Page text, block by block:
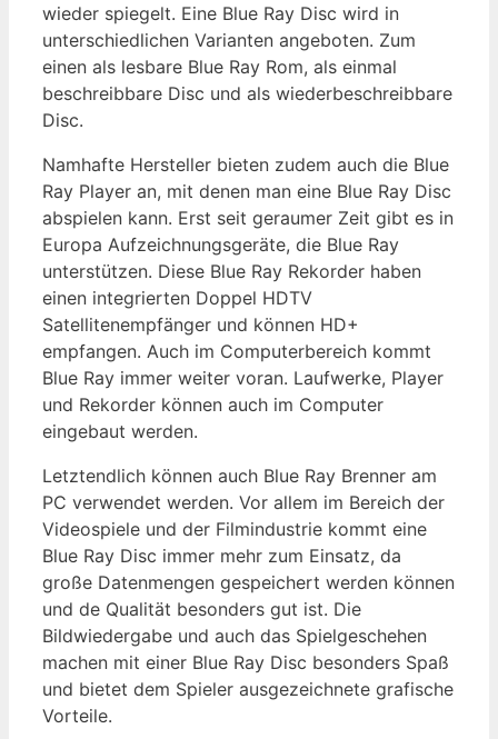
wieder spiegelt. Eine Blue Ray Disc wird in
unterschiedlichen Varianten angeboten. Zum
einen als lesbare Blue Ray Rom, als einmal
beschreibbare Disc und als wiederbeschreibbare
Disc.
Namhafte Hersteller bieten zudem auch die Blue
Ray Player an, mit denen man eine Blue Ray Disc
abspielen kann. Erst seit geraumer Zeit gibt es in
Europa Aufzeichnungsgeräte, die Blue Ray
unterstützen. Diese Blue Ray Rekorder haben
einen integrierten Doppel HDTV
Satellitenempfänger und können HD+
empfangen. Auch im Computerbereich kommt
Blue Ray immer weiter voran. Laufwerke, Player
und Rekorder können auch im Computer
eingebaut werden.
Letztendlich können auch Blue Ray Brenner am
PC verwendet werden. Vor allem im Bereich der
Videospiele und der Filmindustrie kommt eine
Blue Ray Disc immer mehr zum Einsatz, da
große Datenmengen gespeichert werden können
und de Qualität besonders gut ist. Die
Bildwiedergabe und auch das Spielgeschehen
machen mit einer Blue Ray Disc besonders Spaß
und bietet dem Spieler ausgezeichnete grafische
Vorteile.